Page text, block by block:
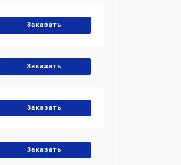
Заказать
Заказать
Заказать
Заказать